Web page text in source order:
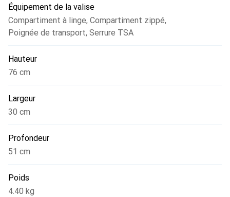
Équipement de la valise
Compartiment à linge, Compartiment zippé,
Poignée de transport, Serrure TSA
Hauteur
76 cm
Largeur
30 cm
Profondeur
51 cm
Poids
4.40 kg